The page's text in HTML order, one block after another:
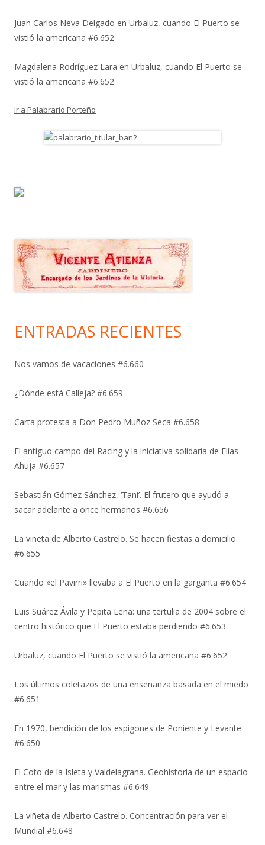
Juan Carlos Neva Delgado en Urbaluz, cuando El Puerto se
vistió la americana #6.652
Magdalena Rodríguez Lara en Urbaluz, cuando El Puerto se
vistió la americana #6.652
Ir a Palabrario Porteño
ENTRADAS RECIENTES
Nos vamos de vacaciones #6.660
¿Dónde está Calleja? #6.659
Carta protesta a Don Pedro Muñoz Seca #6.658
El antiguo campo del Racing y la iniciativa solidaria de Elías
Ahuja #6.657
Sebastián Gómez Sánchez, ‘Tani’. El frutero que ayudó a
sacar adelante a once hermanos #6.656
La viñeta de Alberto Castrelo. Se hacen fiestas a domicilio
#6.655
Cuando «el Pavirri» llevaba a El Puerto en la garganta #6.654
Luis Suárez Ávila y Pepita Lena: una tertulia de 2004 sobre el
centro histórico que El Puerto estaba perdiendo #6.653
Urbaluz, cuando El Puerto se vistió la americana #6.652
Los últimos coletazos de una enseñanza basada en el miedo
#6.651
En 1970, bendición de los espigones de Poniente y Levante
#6.650
El Coto de la Isleta y Valdelagrana. Geohistoria de un espacio
entre el mar y las marismas #6.649
La viñeta de Alberto Castrelo. Concentración para ver el
Mundial #6.648